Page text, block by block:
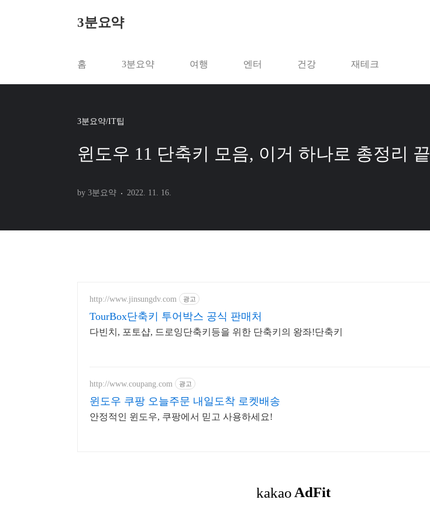
3분요약
홈 3분요약 여행 엔터 건강 재테크
3분요약/IT팁
윈도우 11 단축키 모음, 이거 하나로 총정리 끝
by 3분요약 2022. 11. 16.
http://www.jinsungdv.com 광고
TourBox단축키 투어박스 공식 판매처
다빈치, 포토샵, 드로잉단축키등을 위한 단축키의 왕좌!단축키
http://www.coupang.com 광고
윈도우 쿠팡 오늘주문 내일도착 로켓배송
안정적인 윈도우, 쿠팡에서 믿고 사용하세요!